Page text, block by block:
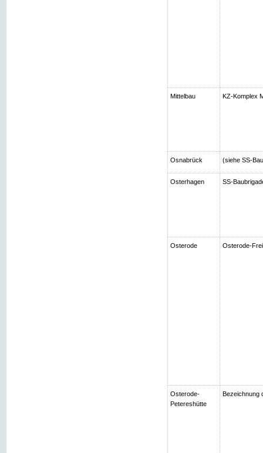
Mittelbau KZ-Komplex
Osnabrück (siehe SS-
Osterhagen SS-
Osterode Osterode-
Osterode-
Petereshütte
Bezeichnung